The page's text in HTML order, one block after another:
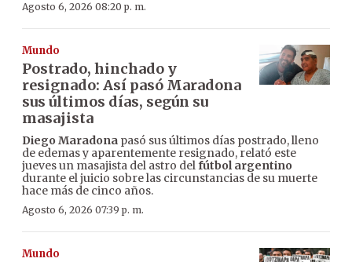
Agosto 6, 2026 08:20 p. m.
Mundo
Postrado, hinchado y
resignado: Así pasó Maradona
sus últimos días, según su
masajista
Diego Maradona pasó sus últimos días postrado, lleno
de edemas y aparentemente resignado, relató este
jueves un masajista del astro delfútbol argentino
durante el juicio sobre las circunstancias de su muerte
hace más de cinco años.
Agosto 6, 2026 07:39 p. m.
Mundo